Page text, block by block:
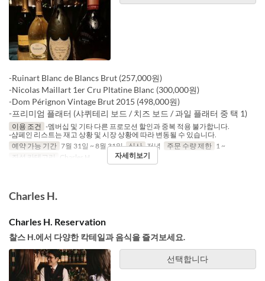
-Ruinart Blanc de Blancs Brut (257,000원)
-Nicolas Maillart 1er Cru Pltatine Blanc (300,000원)
-Dom Pérignon Vintage Brut 2015 (498,000원)
-프리미엄 플래터 (샤퀴테리 보드 / 치즈 보드 / 과일 플래터 중 택 1)
이용 조건 -멤버십 및 기타 다른 프로모션 할인과 중복 적용 불가합니다.
-샴페인 리스트는 재고 상황 및 시장 상황에 따라 변동될 수 있습니다.
예약 가능 기간 7월 31일 ~ 8월 31일 식사 저녁 주문 수량 제한 1 ~
좌석 카테고리
Charles H. 자세히보기
Charles H.
Charles H. Reservation
찰스 H.에서 다양한 칵테일과 음식을 즐겨보세요.
선택합니다